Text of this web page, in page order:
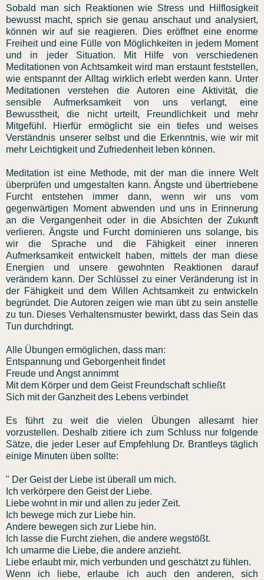
Sobald man sich Reaktionen wie Stress und Hilflosigkeit
bewusst macht, sprich sie genau anschaut und analysiert,
können wir auf sie reagieren. Dies eröffnet eine enorme
Freiheit und eine Fülle von Möglichkeiten in jedem Moment
und in jeder Situation. Mit Hilfe von verschiedenen
Meditationen von Achtsamkeit wird man erstaunt feststellen,
wie entspannt der Alltag wirklich erlebt werden kann. Unter
Meditationen verstehen die Autoren eine Aktivität, die
sensible Aufmerksamkeit von uns verlangt, eine
Bewusstheit, die nicht urteilt, Freundlichkeit und mehr
Mitgefühl. Hierfür ermöglicht sie ein tiefes und weises
Verständnis unserer selbst und die Erkenntnis, wie wir mit
mehr Leichtigkeit und Zufriedenheit leben können.
Meditation ist eine Methode, mit der man die innere Welt
überprüfen und umgestalten kann. Ängste und übertriebene
Furcht entstehen immer dann, wenn wir uns vom
gegenwärtigen Moment abwenden und uns in Erinnerung
an die Vergangenheit oder in die Absichten der Zukunft
verlieren. Ängste und Furcht dominieren uns solange, bis
wir die Sprache und die Fähigkeit einer inneren
Aufmerksamkeit entwickelt haben, mittels der man diese
Energien und unsere gewohnten Reaktionen darauf
verändern kann. Der Schlüssel zu einer Veränderung ist in
der Fähigkeit und dem Willen Achtsamkeit zu entwickeln
begründet. Die Autoren zeigen wie man übt zu sein anstelle
zu tun. Dieses Verhaltensmuster bewirkt, dass das Sein das
Tun durchdringt.
Alle Übungen ermöglichen, dass man:
Entspannung und Geborgenheit findet
Freude und Angst annimmt
Mit dem Körper und dem Geist Freundschaft schließt
Sich mit der Ganzheit des Lebens verbindet
Es führt zu weit die vielen Übungen allesamt hier
vorzustellen. Deshalb zitiere ich zum Schluss nur folgende
Sätze, die jeder Leser auf Empfehlung Dr. Brantleys täglich
einige Minuten üben sollte:
" Der Geist der Liebe ist überall um mich.
Ich verkörpere den Geist der Liebe.
Liebe wohnt in mir und allen zu jeder Zeit.
Ich bewege mich zur Liebe hin.
Andere bewegen sich zur Liebe hin.
Ich lasse die Furcht ziehen, die andere wegstößt.
Ich umarme die Liebe, die andere anzieht.
Liebe erlaubt mir, mich verbunden und geschätzt zu fühlen.
Wenn ich liebe, erlaube ich auch den anderen, sich